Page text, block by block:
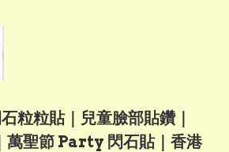
粒貼｜兒童臉部貼鑽｜
聖節 Party 閃石貼｜香港